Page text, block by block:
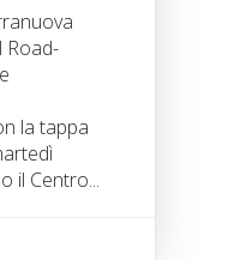
Road-
la tappa
il Centro...